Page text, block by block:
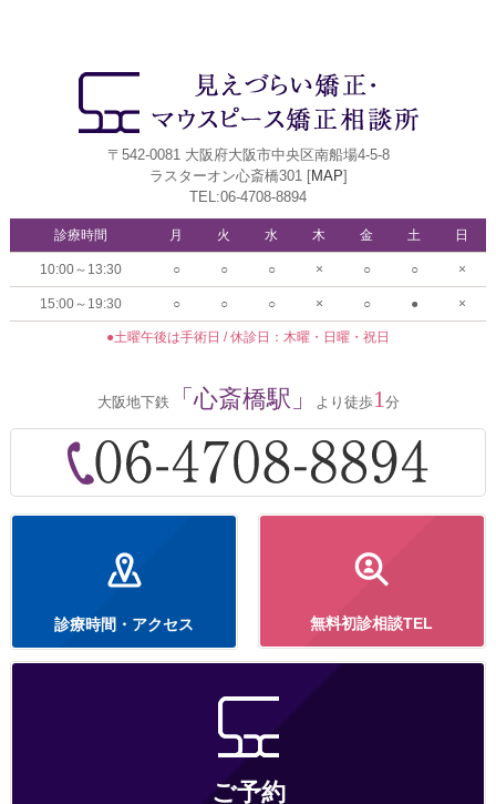
〒542-0081 大阪府大阪市中央区南船場4-5-8
ラスターオン心斎橋301 [MAP]
TEL:06-4708-8894
診療時間 月 火 水 木 金 土 日
10:00～13:30 ○ ○ ○ × ○ ○ ×
15:00～19:30 ○ ○ ○ × ○ ● ×
●土曜午後は手術日 / 休診日：木曜・日曜・祝日
大阪地下鉄 「心斎橋駅」 より徒歩1分
診療時間・アクセス 無料初診相談TEL
ご予約